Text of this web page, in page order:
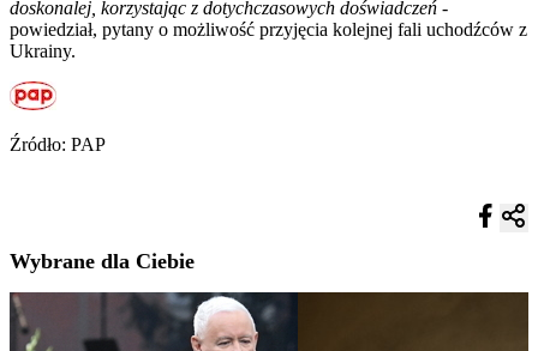
doskonalej, korzystając z dotychczasowych doświadczeń -
powiedział, pytany o możliwość przyjęcia kolejnej fali uchodźców z
Ukrainy.
Źródło: PAP
Wybrane dla Ciebie